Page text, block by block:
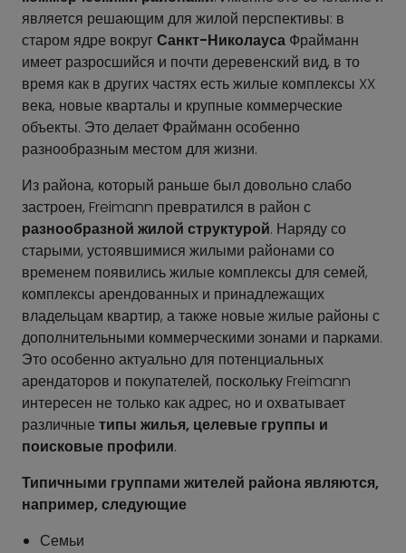
является решающим для жилой перспективы: в
старом ядре вокругСанкт-Николауса Фрайманн
имеет разросшийся и почти деревенский вид, в то
время как в других частях есть жилые комплексы XX
века, новые кварталы и крупные коммерческие
объекты. Это делает Фрайманн особенно
разнообразным местом для жизни.
Из района, который раньше был довольно слабо
застроен, Freimann превратился в район с
разнообразной жилой структурой. Наряду со
старыми, устоявшимися жилыми районами со
временем появились жилые комплексы для семей,
комплексы арендованных и принадлежащих
владельцам квартир, а также новые жилые районы с
дополнительными коммерческими зонами и парками.
Это особенно актуально для потенциальных
арендаторов и покупателей, поскольку Freimann
интересен не только как адрес, но и охватывает
различные типы жилья, целевые группы и
поисковые профили.
Типичными группами жителей района являются,
например, следующие
Семьи